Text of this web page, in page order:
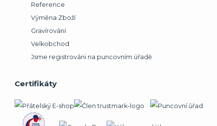
Reference
Výměna Zboží
Gravírování
Velkobchod
Jsme registrováni na puncovním úřadě
Certifikáty